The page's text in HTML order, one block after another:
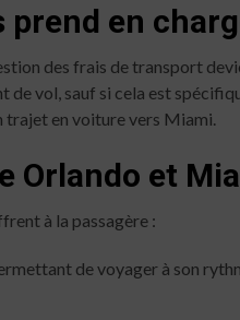
en
des frais de transport
vol, sauf si cela est
trajet en voiture vers Miami.
Orlando et
à la passagère :
de voyager à son